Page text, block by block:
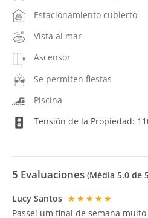
Estacionamiento cubierto
Vista al mar
Ascensor
Se permiten fiestas
Piscina
Tensión de la Propiedad:
5 Evaluaciones (Média 5.0 de
Lucy Santos ★★★★★
Passei um final de semana